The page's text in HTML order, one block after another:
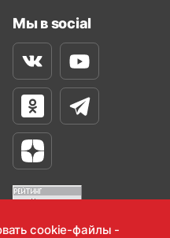
Мы в social
ВконтактеYoutube
Одноклассники
Телеграм
Яндекс Дзен
cookie-файлы -